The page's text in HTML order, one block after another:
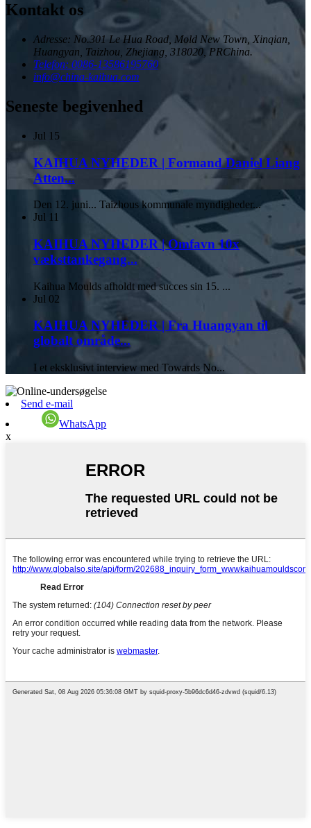
Kontakt os
Adresse: No.301 Le Hua Road, Mold New Town, Xinqian,
Huangyan, Taizhou, Zhejiang, 318020, PRChina.
Telefon: 0086-13586195760
info@china-kaihua.com
Seneste begivenhed
Jul 15
KAIHUA NYHEDER | Formand Daniel Liang
Atten...
Den 12. juni... Taizhous kommunale myndigheder...
Jul 11
KAIHUA NYHEDER | Omfavn 10x
væksttankegang...
Kaihua Moulds afholdt med succes sin 15. ...
Jul 02
KAIHUA NYHEDER | Fra Huangyan til
globalt område...
I et eksklusivt interview med Towards No...
Send e-mail
WhatsApp
x